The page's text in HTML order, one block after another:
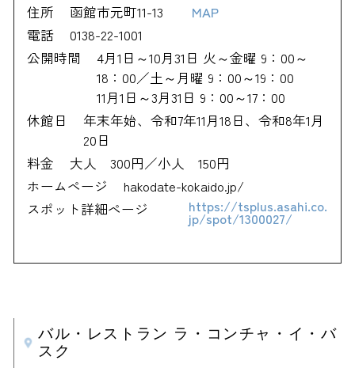
住所 函館市元町11-13
MAP
電話
0138-22-1001
公開時間
4月1日～10月31日 火～金曜 9：00～
18：00／土～月曜 9：00～19：00
11月1日～3月31日 9：00～17：00
休館日
年末年始、令和7年11月18日、令和8年1月
20日
料金
大人 300円／小人 150円
ホームページ
hakodate-kokaido.jp/
スポット詳細ページ
https://tsplus.asahi.co.
jp/spot/1300027/
バル・レストラン ラ・コンチャ・イ・バ
スク